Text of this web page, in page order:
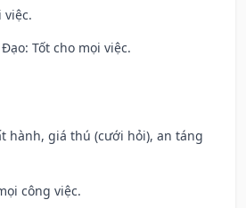
việc.
Tốt cho mọi việc.
hành, giá thú (cưới hỏi), an táng
công việc.